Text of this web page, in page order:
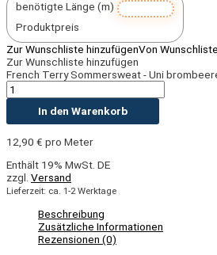
benötigte Länge (m)
Produktpreis
Zur Wunschliste hinzufügenVon
Zur Wunschliste hinzufügen
French Terry Sommersweat - Uni
In den Warenkorb
12,90 € pro Meter
Enthält 19% MwSt. DE
zzgl. Versand
Lieferzeit: ca. 1-2 Werktage
Beschreibung
Zusätzliche Informationen
Rezensionen (0)